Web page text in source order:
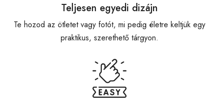
Teljesen egyedi dizájn
Te hozod az ötletet vagy fotót, mi pedig életre keltjük egy
praktikus, szerethető tárgyon.